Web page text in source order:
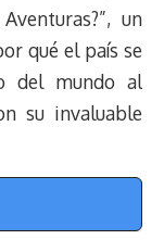
un
qué el país se
del mundo al
su invaluable